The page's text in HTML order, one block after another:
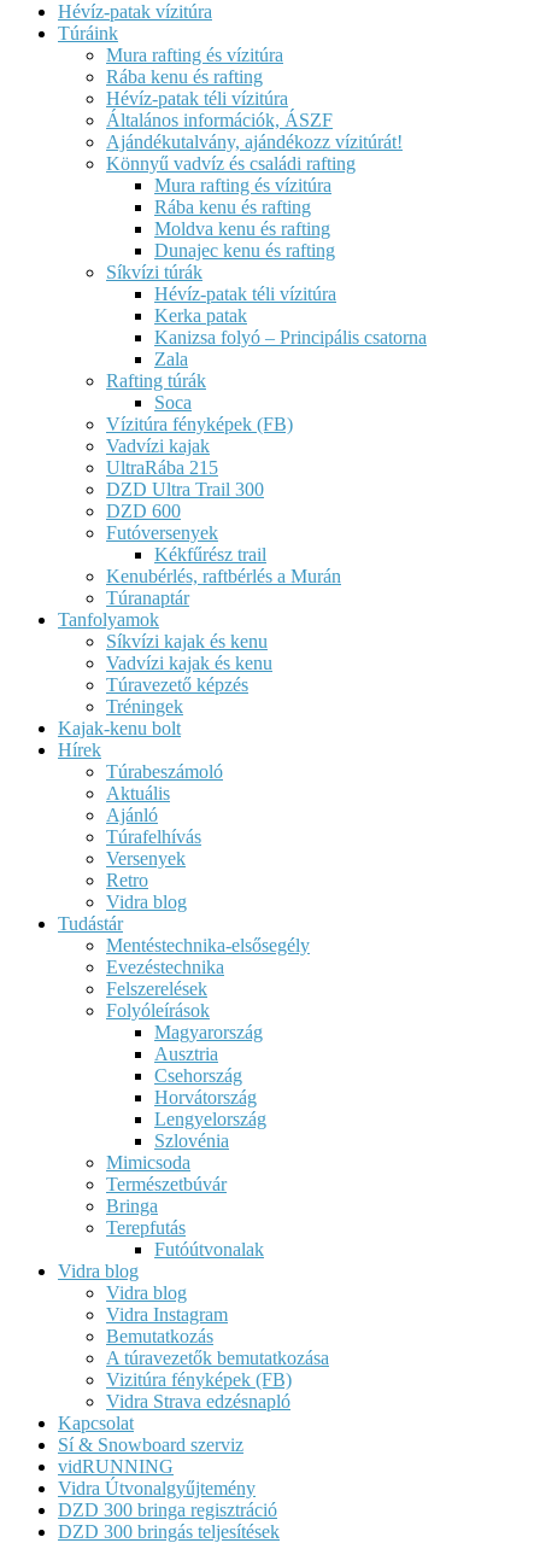
Hévíz-patak vízitúra
Túráink
Mura rafting és vízitúra
Rába kenu és rafting
Hévíz-patak téli vízitúra
Általános információk, ÁSZF
Ajándékutalvány, ajándékozz vízitúrát!
Könnyű vadvíz és családi rafting
Mura rafting és vízitúra
Rába kenu és rafting
Moldva kenu és rafting
Dunajec kenu és rafting
Síkvízi túrák
Hévíz-patak téli vízitúra
Kerka patak
Kanizsa folyó – Principális csatorna
Zala
Rafting túrák
Soca
Vízitúra fényképek (FB)
Vadvízi kajak
UltraRába 215
DZD Ultra Trail 300
DZD 600
Futóversenyek
Kékfűrész trail
Kenubérlés, raftbérlés a Murán
Túranaptár
Tanfolyamok
Síkvízi kajak és kenu
Vadvízi kajak és kenu
Túravezető képzés
Tréningek
Kajak-kenu bolt
Hírek
Túrabeszámoló
Aktuális
Ajánló
Túrafelhívás
Versenyek
Retro
Vidra blog
Tudástár
Mentéstechnika-elsősegély
Evezéstechnika
Felszerelések
Folyóleírások
Magyarország
Ausztria
Csehország
Horvátország
Lengyelország
Szlovénia
Mimicsoda
Természetbúvár
Bringa
Terepfutás
Futóútvonalak
Vidra blog
Vidra blog
Vidra Instagram
Bemutatkozás
A túravezetők bemutatkozása
Vizitúra fényképek (FB)
Vidra Strava edzésnapló
Kapcsolat
Sí & Snowboard szerviz
vidRUNNING
Vidra Útvonalgyűjtemény
DZD 300 bringa regisztráció
DZD 300 bringás teljesítések